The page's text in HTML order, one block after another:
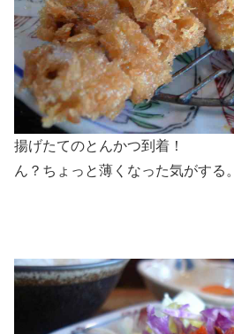
揚げたてのとんかつ到着！
ん？ちょっと薄くなった気がする。